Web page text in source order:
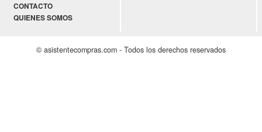
CONTACTO
QUIENES SOMOS
© asistentecompras.com - Todos los derechos reservados